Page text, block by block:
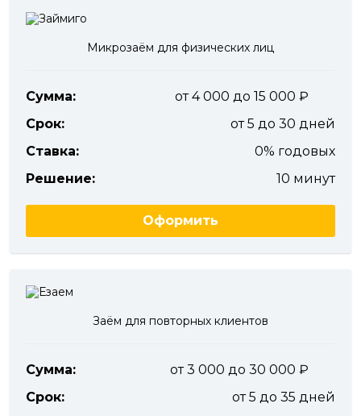
Микрозаём для физических лиц
Сумма:
от 4 000 до 15 000
Срок:
от 5 до 30 дней
Ставка:
0% годовых
Решение:
10 минут
Оформить
Заём для повторных клиентов
Сумма:
от 3 000 до 30 000
Срок:
от 5 до 35 дней